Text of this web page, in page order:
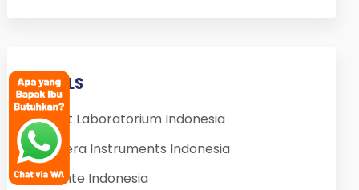
LABELS
Alat Laboratorium Indonesia
Apera Instruments Indonesia
Bante Indonesia